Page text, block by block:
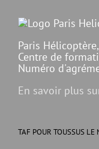
Paris Hélicoptère,
Centre de
Numéro
En savoir plus
TAF POUR TOUSSUS LE